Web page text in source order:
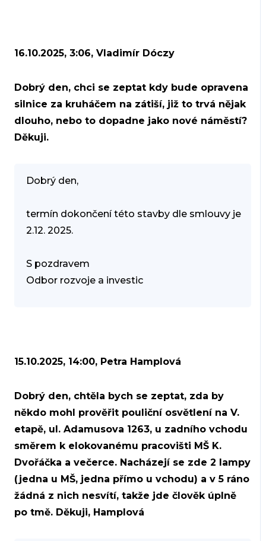
16.10.2025, 3:06, Vladimír Dóczy
Dobrý den, chci se zeptat kdy bude opravena
silnice za kruháčem na zátiší, již to trvá nějak
dlouho, nebo to dopadne jako nové náměstí?
Děkuji.
Dobrý den,
termín dokončení této stavby dle smlouvy je
2.12. 2025.
S pozdravem
Odbor rozvoje a investic
15.10.2025, 14:00, Petra Hamplová
Dobrý den, chtěla bych se zeptat, zda by
někdo mohl prověřit pouliční osvětlení na V.
etapě, ul. Adamusova 1263, u zadního vchodu
směrem k elokovanému pracovišti MŠ K.
Dvořáčka a večerce. Nacházejí se zde 2 lampy
(jedna u MŠ, jedna přímo u vchodu) a v 5 ráno
žádná z nich nesvítí, takže jde člověk úplně
po tmě. Děkuji, Hamplová